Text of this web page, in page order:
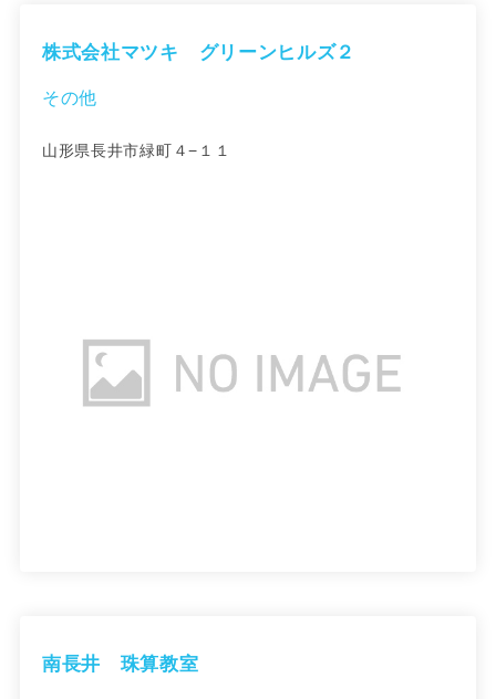
株式会社マツキ グリーンヒルズ２
その他
山形県長井市緑町４−１１
南長井 珠算教室